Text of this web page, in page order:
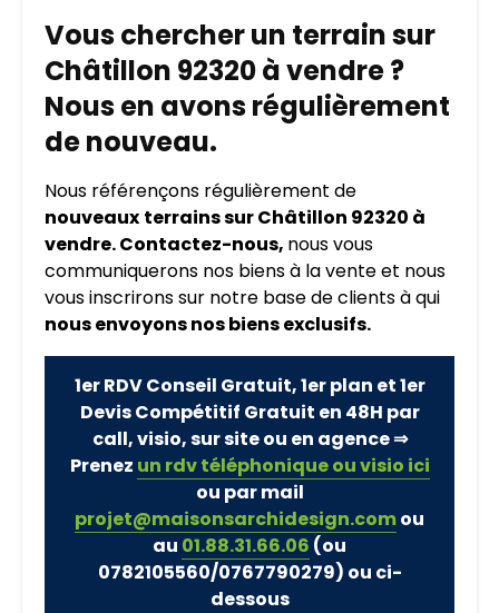
Vous chercher un terrain sur
Châtillon 92320 à vendre ?
Nous en avons régulièrement
de nouveau.
Nous référençons régulièrement de
nouveaux terrains sur Châtillon 92320 à
vendre. Contactez-nous, nous vous
communiquerons nos biens à la vente et nous
vous inscrirons sur notre base de clients à qui
nous envoyons nos biens exclusifs.
1er RDV Conseil Gratuit, 1er plan et 1er
Devis Compétitif Gratuit en 48H par
call, visio, sur site ou en agence ⇒
Prenez un rdv téléphonique ou visio ici
ou par mail
projet@maisonsarchidesign.comou
au 01.88.31.66.06 (ou
0782105560/0767790279) ou ci-
dessous